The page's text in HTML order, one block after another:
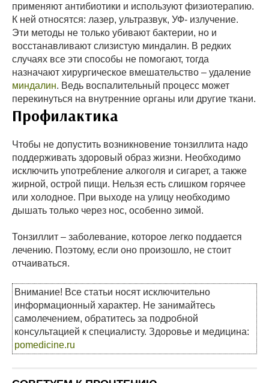
применяют антибиотики и используют физиотерапию.
К ней относятся: лазер, ультразвук, УФ- излучение.
Эти методы не только убивают бактерии, но и
восстанавливают слизистую миндалин. В редких
случаях все эти способы не помогают, тогда
назначают хирургическое вмешательство – удаление
миндалин. Ведь воспалительный процесс может
перекинуться на внутренние органы или другие ткани.
Профилактика
Чтобы не допустить возникновение тонзиллита надо
поддерживать здоровый образ жизни. Необходимо
исключить употребление алкоголя и сигарет, а также
жирной, острой пищи. Нельзя есть слишком горячее
или холодное. При выходе на улицу необходимо
дышать только через нос, особенно зимой.
Тонзиллит – заболевание, которое легко поддается
лечению. Поэтому, если оно произошло, не стоит
отчаиваться.
Внимание! Все статьи носят исключительно
информационный характер. Не занимайтесь
самолечением, обратитесь за подробной
консультацией к специалисту. Здоровье и медицина:
pomedicine.ru